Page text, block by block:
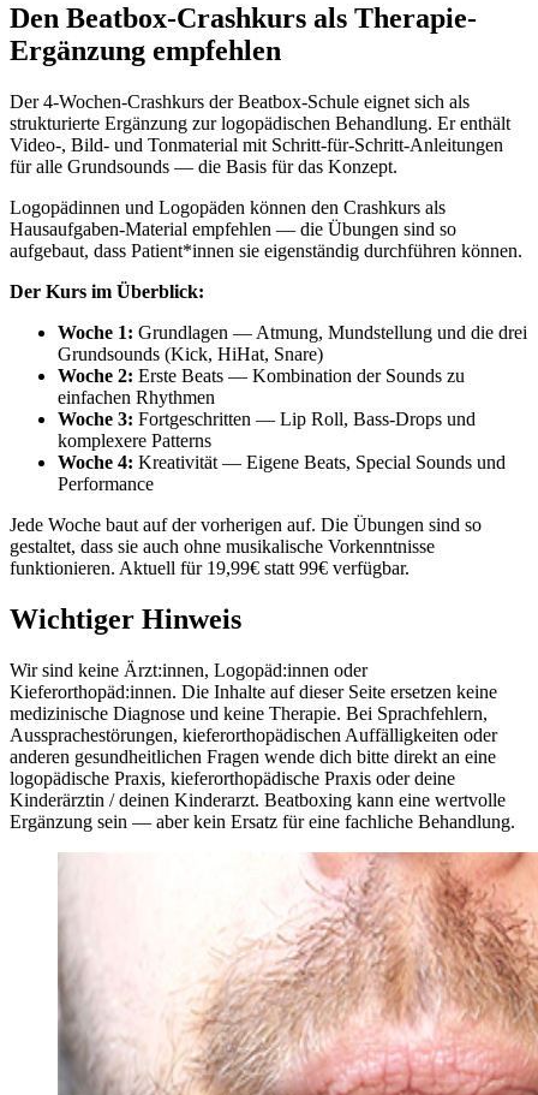
Den Beatbox-Crashkurs als Therapie-
Ergänzung empfehlen
Der 4-Wochen-Crashkurs der Beatbox-Schule eignet sich als
strukturierte Ergänzung zur logopädischen Behandlung. Er enthält
Video-, Bild- und Tonmaterial mit Schritt-für-Schritt-Anleitungen
für alle Grundsounds — die Basis für das Konzept.
Logopädinnen und Logopäden können den Crashkurs als
Hausaufgaben-Material empfehlen — die Übungen sind so
aufgebaut, dass Patient*innen sie eigenständig durchführen können.
Der Kurs im Überblick:
Woche 1: Grundlagen — Atmung, Mundstellung und die drei
Grundsounds (Kick, HiHat, Snare)
Woche 2: Erste Beats — Kombination der Sounds zu
einfachen Rhythmen
Woche 3: Fortgeschritten — Lip Roll, Bass-Drops und
komplexere Patterns
Woche 4: Kreativität — Eigene Beats, Special Sounds und
Performance
Jede Woche baut auf der vorherigen auf. Die Übungen sind so
gestaltet, dass sie auch ohne musikalische Vorkenntnisse
funktionieren. Aktuell für 19,99€ statt 99€ verfügbar.
Wichtiger Hinweis
Wir sind keine Ärzt:innen, Logopäd:innen oder
Kieferorthopäd:innen. Die Inhalte auf dieser Seite ersetzen keine
medizinische Diagnose und keine Therapie. Bei Sprachfehlern,
Aussprachestörungen, kieferorthopädischen Auffälligkeiten oder
anderen gesundheitlichen Fragen wende dich bitte direkt an eine
logopädische Praxis, kieferorthopädische Praxis oder deine
Kinderärztin / deinen Kinderarzt. Beatboxing kann eine wertvolle
Ergänzung sein — aber kein Ersatz für eine fachliche Behandlung.